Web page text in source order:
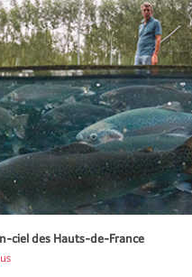
ciel des Hauts-de-France